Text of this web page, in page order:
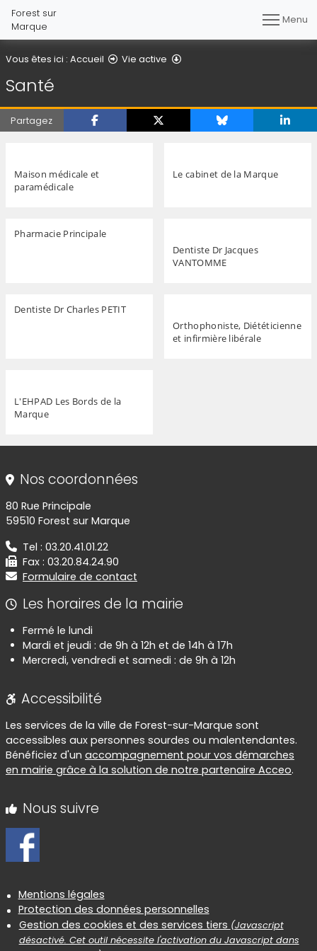
Forest sur
Marque
Menu
Vous êtes ici : Accueil Vie active
Santé
Partagez
Maison médicale et
paramédicale
Le cabinet de la Marque
Pharmacie Principale
Dentiste Dr Jacques
VANTOMME
Dentiste Dr Charles PETIT
Orthophoniste, Diététicienne
et infirmière libérale
L'EHPAD Les Bords de la
Marque
Informations de contact
Nos coordonnées
80 Rue Principale
59510 Forest sur Marque
Tel : 03.20.41.01.22
Fax : 03.20.84.24.90
Formulaire de contact
Les horaires de la mairie
Fermé le lundi
Mardi et jeudi : de 9h à 12h et de 14h à 17h
Mercredi, vendredi et samedi : de 9h à 12h
Accessibilité
Les services de la ville de Forest-sur-Marque sont
accessibles aux personnes sourdes ou malentendantes.
Bénéficiez d'un accompagnement pour vos démarches
en mairie grâce à la solution de notre partenaire Acceo.
Nous suivre
Informations réglementaires
Mentions légales
Protection des données personnelles
Gestion des cookies et des services tiers (Javascript
désactivé. Cet outil nécessite l'activation du Javascript dans